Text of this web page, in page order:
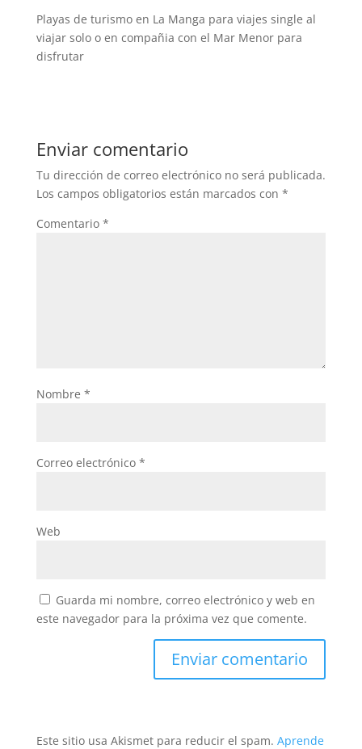
Playas de turismo en La Manga para viajes single al
viajar solo o en compañia con el Mar Menor para
disfrutar
Enviar comentario
Tu dirección de correo electrónico no será publicada.
Los campos obligatorios están marcados con *
Comentario *
Nombre *
Correo electrónico *
Web
Guarda mi nombre, correo electrónico y web en
este navegador para la próxima vez que comente.
Este sitio usa Akismet para reducir el spam. Aprende